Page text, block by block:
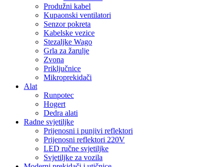
Produžni kabel
Kupaonski ventilatori
Senzor pokreta
Kabelske vezice
Stezaljke Wago
Grla za žarulje
Zvona
Priključnice
Mikroprekidači
Alat
Runpotec
Hogert
Dedra alati
Radne svjetiljke
Prijenosni i punjivi reflektori
Prijenosni reflektori 220V
LED ručne svjetiljke
Svjetiljke za vozila